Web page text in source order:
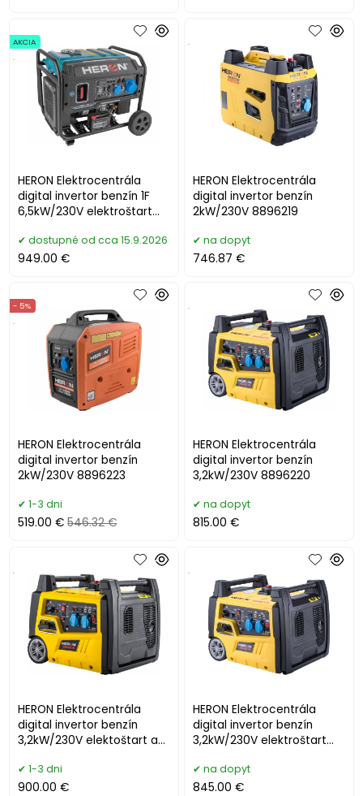
HERON Elektrocentrála
digital invertor benzín 1F
6,5kW/230V elektroštart
AKCIA
.
dostupné od cca 15.9.2026
949.00 €
HERON Elektrocentrála
digital invertor benzín
2kW/230V 8896219
.
na dopyt
746.87 €
HERON Elektrocentrála
digital invertor benzín
2kW/230V 8896223
- 5%
.
1-3 dni
519.00 € 546.32 €
HERON Elektrocentrála
digital invertor benzín
3,2kW/230V 8896220
.
na dopyt
815.00 €
HERON Elektrocentrála
digital invertor benzín
3,2kW/230V elektoštart a
.
1-3 dni
900.00 €
HERON Elektrocentrála
digital invertor benzín
3,2kW/230V elektroštart
.
na dopyt
845.00 €